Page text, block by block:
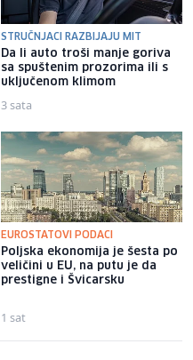
STRUČNJACI RAZBIJAJU MIT
Da li auto troši manje goriva
sa spuštenim prozorima ili s
uključenom klimom
3 sata
EUROSTATOVI PODACI
Poljska ekonomija je šesta po
veličini u EU, na putu je da
prestigne i Švicarsku
1 sat